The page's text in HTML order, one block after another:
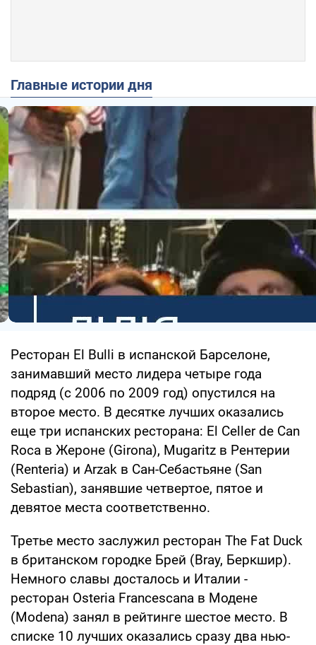
Главные истории дня
Ресторан El Bulli в испанской Барселоне,
занимавший место лидера четыре года
подряд (с 2006 по 2009 год) опустился на
второе место. В десятке лучших оказались
еще три испанских ресторана: El Celler de Can
Roca в Жероне (Girona), Mugaritz в Рентерии
(Renteria) и Arzak в Сан-Себастьяне (San
Sebastian), занявшие четвертое, пятое и
девятое места соответственно.
Третье место заслужил ресторан The Fat Duck
в британском городке Брей (Bray, Беркшир).
Немного славы досталось и Италии -
ресторан Osteria Francescana в Модене
(Modena) занял в рейтинге шестое место. В
списке 10 лучших оказались сразу два нью-